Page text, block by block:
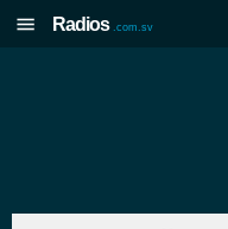
Radios .com.sv